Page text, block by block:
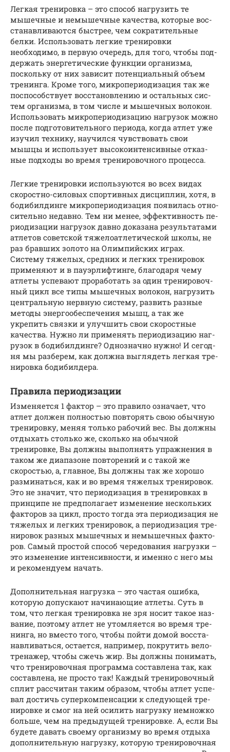
Легкая тренировка – это способ нагрузить те
мышечные и немышечные качества, ко­то­рые вос­
ста­нав­ли­ва­ют­ся быстрее, чем сократительные
белки. Использовать легкие тренировки
необходимо, в первую очередь, для того, чтобы под­
дер­жать энер­ге­ти­чес­кие функции организма,
поскольку от них зависит потенциальный объем
тренинга. Кроме того, мик­ро­пе­ри­о­ди­за­ция так же
по­спо­соб­ст­ву­ет вос­ста­нов­ле­нию и ос­таль­ных сис­
тем ор­га­низ­ма, в том числе и мышечных волокон.
Ис­поль­зо­вать мик­ро­пе­ри­о­ди­за­цию наг­ру­зок можно
после под­го­то­ви­тель­но­го пе­ри­о­да, когда атлет уже
изучил тех­ни­ку, на­учил­ся чув­ст­во­вать свои
мышцы и ис­поль­зует вы­со­ко­ин­тен­сив­ные от­каз­
ные под­хо­ды во вре­мя тре­ни­ро­воч­но­го процесса.
Легкие тренировки используются во всех видах
скоростно-силовых спор­тив­ных дис­цип­лин, хотя, в
бо­ди­бил­дин­ге мик­ро­пе­ри­о­ди­за­ция поя­ви­лась от­но­
си­тель­но не­дав­но. Тем ни менее, эф­фек­тив­ность пе­
ри­о­ди­за­ции наг­ру­зок давно доказана ре­зуль­та­та­ми
атлетов советс­кой тя­же­ло­ат­ле­ти­чес­кой школы, не
раз брав­ших золото на Олим­пийс­ких играх.
Систему тяжелых, сред­них и лег­ких тре­ни­ро­вок
при­ме­ня­ют и в пауэр­лиф­тин­ге, бла­го­да­ря чему
атлеты успевают проработать за один тре­ни­ро­воч­
ный цикл все типы мышечных волокон, нагрузить
цент­раль­ную нервную систему, развить разные
методы энер­го­обес­пе­че­ния мышц, а так же
укрепить связки и улучшить свои ско­рост­ные
качества. Нуж­но ли при­ме­нять пе­ри­о­ди­за­цию наг­
ру­зок в бо­ди­бил­дин­ге? Од­ноз­нач­но ну­ж­но! И се­год­
ня мы раз­бе­рем, как долж­на выг­ля­деть лег­кая тре­
ни­ров­ка бо­ди­бил­де­ра.
Правила периодизации
Изменяется 1 фактор – это правило означает, что
атлет должен пол­нос­тью пов­то­рять свою обычную
тренировку, меняя только рабочий вес. Вы должны
от­ды­хать сто­ль­ко же, сколько на обычной
тренировке, Вы должны выполнять упражнения в
таком же диапазоне повторений и с такой же
скоростью, а, главное, Вы должны так же хорошо
раз­ми­нать­ся, как и во время тяжелых тренировок.
Это не значит, что пе­ри­о­ди­за­ция в тре­ни­ров­ках в
принципе не пред­по­ла­га­ет из­ме­не­ние нес­коль­ких
фак­то­ров за цикл, просто тогда эта пе­ри­о­ди­за­ция не
тя­же­лых и лег­ких тре­ни­ро­вок, а пе­ри­о­ди­за­ция тре­
ни­ро­вок раз­ных мы­шеч­ных и не­мы­шеч­ных фак­то­
ров. Самый простой способ че­ре­до­ва­ния наг­руз­ки –
это из­ме­не­ние ин­тен­сив­нос­ти, и имен­но с не­го мы
и ре­ко­мен­ду­ем начать.
Дополнительная нагрузка – это частая ошибка,
которую допускают на­чи­на­ю­щие атлеты. Суть в
том, что легкая тре­ни­ров­ка не зря носит такое наз­
ва­ние, поэтому атлет не утом­ля­ет­ся во время тре­
нин­га, но вместо того, чтобы пойти домой вос­ста­
нав­ли­вать­ся, ос­та­ет­ся, нап­ри­мер, покрутить ве­ло­
тре­на­жер, чтобы сжечь жир. Вы должны по­ни­мать,
что тре­ни­ро­воч­ная прог­рам­ма сос­тав­ле­на так, как
сос­тав­ле­на, не просто так! Каж­дый тре­ни­ро­воч­ный
сплит рас­счи­тан таким об­ра­зом, чтобы атлет ус­пе­
вал до­с­тичь су­пер­ком­пен­са­ции к сле­ду­ю­щей тре­
ни­ров­ке и смог на ней осилить нагрузку немножко
больше, чем на пре­ды­ду­щей тре­ни­ров­ке. А, если Вы
будете давать своему организму во время отдыха
до­пол­ни­тель­ную нагрузку, которую тре­ни­ро­воч­ная